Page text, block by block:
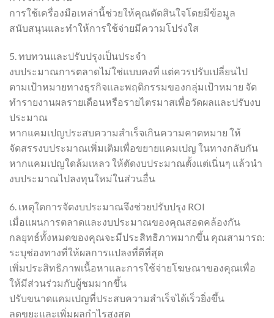
การใช้เครื่องมือเหล่านี้ช่วยให้คุณตัดสินใจโดยมีข้อมูล
สนับสนุนและทำให้การใช้จ่ายมีความโปร่งใส
5. ทบทวนและปรับปรุงเป็นประจำ
งบประมาณการตลาดไม่ใช่แบบคงที่ แต่ควรปรับเปลี่ยนไป
ตามเป้าหมายทางธุรกิจและพฤติกรรมของกลุ่มเป้าหมาย จัด
ทำรายงานผลรายเดือนหรือรายไตรมาสเพื่อวัดผลและปรับงบ
ประมาณ
หากแคมเปญประสบความสำเร็จเกินความคาดหมาย ให้
จัดสรรงบประมาณเพิ่มเติมเพื่อขยายแคมเปญ ในทางกลับกัน
หากแคมเปญใดล้มเหลว ให้ตัดงบประมาณตั้งแต่เนิ่นๆ แล้วนำ
งบประมาณไปลงทุนใหม่ในส่วนอื่น
6. เหตุใดการจัดงบประมาณจึงช่วยปรับปรุง ROI
เมื่อแผนการตลาดและงบประมาณของคุณสอดคล้องกัน
กลยุทธ์ทั้งหมดของคุณจะมีประสิทธิภาพมากขึ้น คุณสามารถ:
ระบุช่องทางที่ให้ผลการแปลงที่ดีที่สุด
เพิ่มประสิทธิภาพเนื้อหาและการใช้จ่ายโฆษณาของคุณเพื่อ
ให้มีส่วนร่วมกับผู้ชมมากขึ้น
ปรับขนาดแคมเปญที่ประสบความสำเร็จได้เร็วยิ่งขึ้น
ลดขยะและเพิ่มผลกำไรสูงสุด